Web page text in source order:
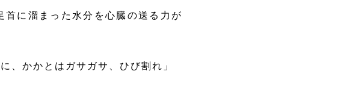
に溜まった水分を心臓の送る力が
かかとはガサガサ、ひび割れ」